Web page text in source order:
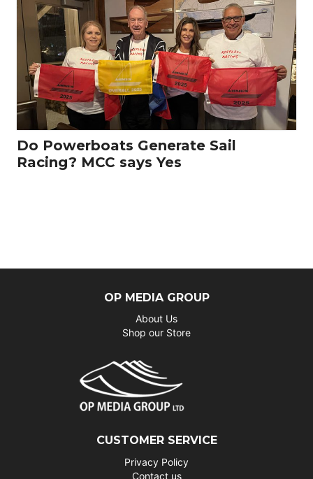
Do Powerboats Generate Sail
Racing? MCC says Yes
OP MEDIA GROUP
About Us
Shop our Store
CUSTOMER SERVICE
Privacy Policy
Contact us